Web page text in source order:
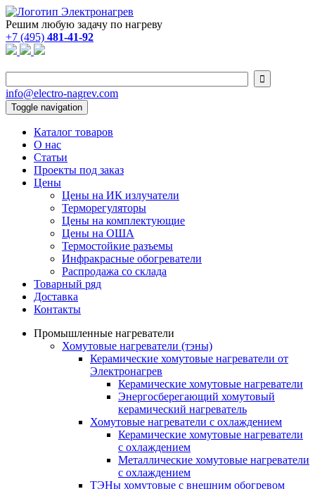
Решим любую задачу по нагреву
+7 (495) 481-41-92

info@electro-nagrev.com
Toggle navigation
Каталог товаров
О нас
Статьи
Проекты под заказ
Цены
Цены на ИК излучатели
Терморегуляторы
Цены на комплектующие
Цены на ОША
Термостойкие разъемы
Инфракрасные обогреватели
Распродажа со склада
Товарный ряд
Доставка
Контакты
Промышленные нагреватели
Хомутовые нагреватели (тэны)
Керамические хомутовые нагреватели от
Электронагрев
Керамические хомутовые нагреватели
Энергосберегающий хомутовый
керамический нагреватель
Хомутовые нагреватели с охлаждением
Керамические хомутовые нагреватели
с охлаждением
Металлические хомутовые нагреватели
с охлаждением
ТЭНы хомутовые с внешним обогревом